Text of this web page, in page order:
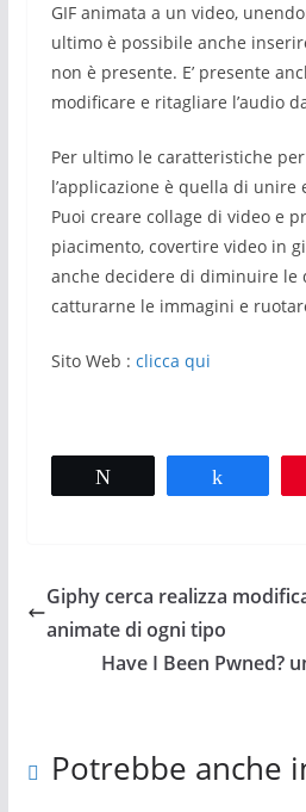
GIF animata a un video,
ultimo è possibile anche
non è presente. E’ presente
modificare e ritagliare l’audio
Per ultimo le caratteristiche
l’applicazione è quella di unire
Puoi creare collage di video e
piacimento, covertire video in
anche decidere di diminuire le
catturarne le immagini e
Sito Web : clicca qui
Giphy cerca realizza
animate di ogni tipo
Have I Been Pwned?
Potrebbe anche